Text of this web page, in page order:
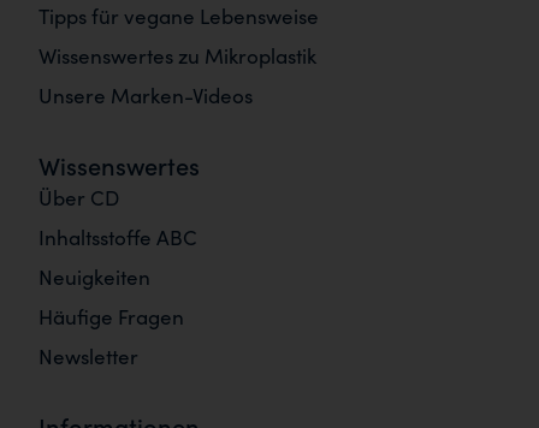
Tipps für vegane Lebensweise
Wissenswertes zu Mikroplastik
Unsere Marken-Videos
Wissenswertes
Über CD
Inhaltsstoffe ABC
Neuigkeiten
Häufige Fragen
Newsletter